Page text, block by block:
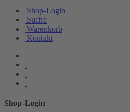
Shop-Login
Suche
Warenkorb
Kontakt
Shop-Login